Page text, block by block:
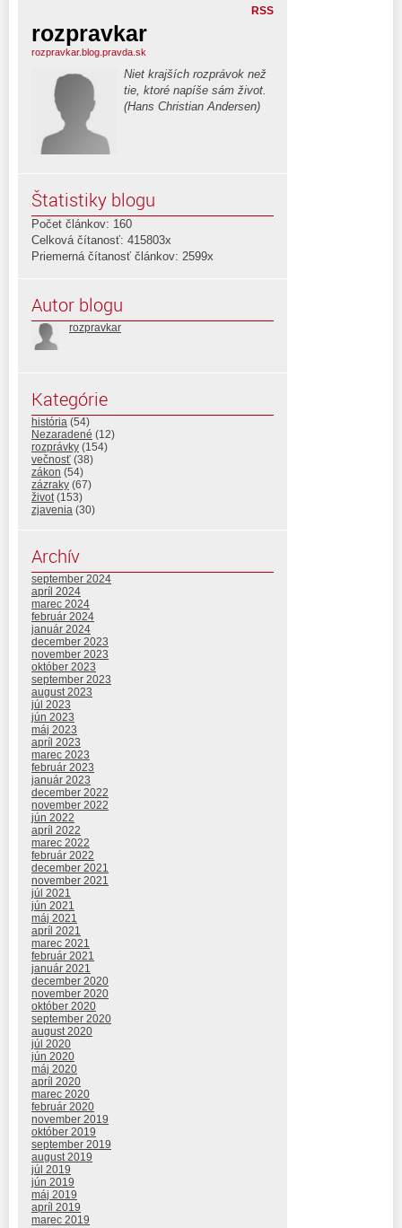
RSS
rozpravkar
rozpravkar.blog.pravda.sk
Niet krajších rozprávok než
tie, ktoré napíše sám život.
(Hans Christian Andersen)
Štatistiky blogu
Počet článkov: 160
Celková čítanosť: 415803x
Priemerná čítanosť článkov: 2599x
Autor blogu
rozpravkar
Kategórie
história (54)
Nezaradené (12)
rozprávky (154)
večnosť (38)
zákon (54)
zázraky (67)
život(153)
zjavenia (30)
Archív
september 2024
apríl 2024
marec 2024
február 2024
január 2024
december 2023
november 2023
október 2023
september 2023
august 2023
júl 2023
jún 2023
máj 2023
apríl 2023
marec 2023
február 2023
január 2023
december 2022
november 2022
jún 2022
apríl 2022
marec 2022
február 2022
december 2021
november 2021
júl 2021
jún 2021
máj 2021
apríl 2021
marec 2021
február 2021
január 2021
december 2020
november 2020
október 2020
september 2020
august 2020
júl 2020
jún 2020
máj 2020
apríl 2020
marec 2020
február 2020
november 2019
október 2019
september 2019
august 2019
júl 2019
jún 2019
máj 2019
apríl 2019
marec 2019